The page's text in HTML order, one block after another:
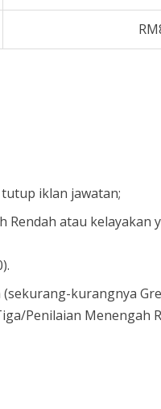
iklan jawatan;
atau kelayakan
kurangnya
Penilaian Menengah